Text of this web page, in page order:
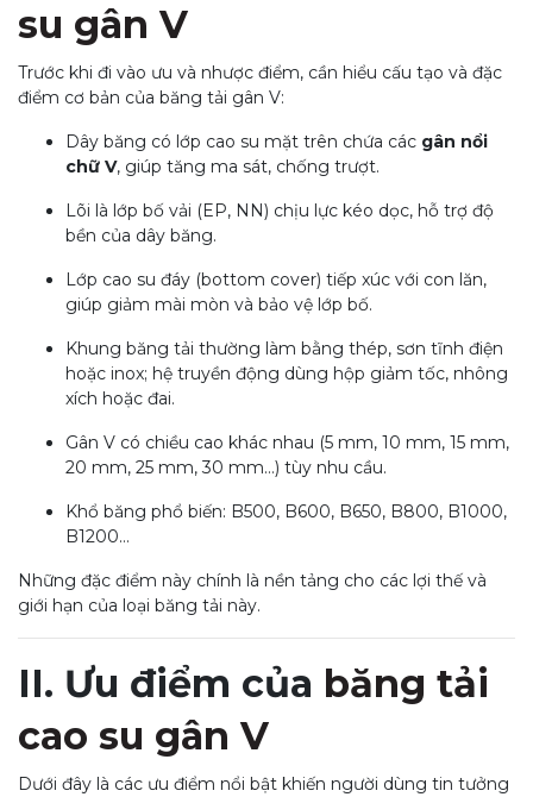
su gân V
Trước khi đi vào ưu và nhược điểm, cần hiểu cấu tạo và đặc
điểm cơ bản của băng tải gân V:
Dây băng có lớp cao su mặt trên chứa các gân nổi
chữ V, giúp tăng ma sát, chống trượt.
Lõi là lớp bố vải (EP, NN) chịu lực kéo dọc, hỗ trợ độ
bền của dây băng.
Lớp cao su đáy (bottom cover) tiếp xúc với con lăn,
giúp giảm mài mòn và bảo vệ lớp bố.
Khung băng tải thường làm bằng thép, sơn tĩnh điện
hoặc inox; hệ truyền động dùng hộp giảm tốc, nhông
xích hoặc đai.
Gân V có chiều cao khác nhau (5 mm, 10 mm, 15 mm,
20 mm, 25 mm, 30 mm…) tùy nhu cầu.
Khổ băng phổ biến: B500, B600, B650, B800, B1000,
B1200…
Những đặc điểm này chính là nền tảng cho các lợi thế và
giới hạn của loại băng tải này.
II. Ưu điểm của băng tải
cao su gân V
Dưới đây là các ưu điểm nổi bật khiến người dùng tin tưởng